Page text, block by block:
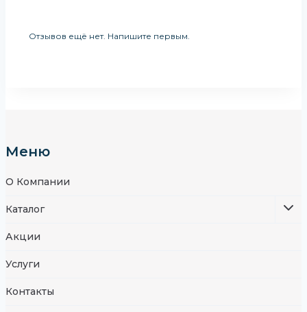
Отзывов ещё нет. Напишите первым.
Меню
О Компании
Каталог
Акции
Услуги
Контакты